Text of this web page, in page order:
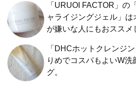
「URUOI FACTOR」の
ャライジングジェル」
が嫌いな人にもおススメ
「DHCホットクレンジ
りめでコスパもよいW洗
グ。